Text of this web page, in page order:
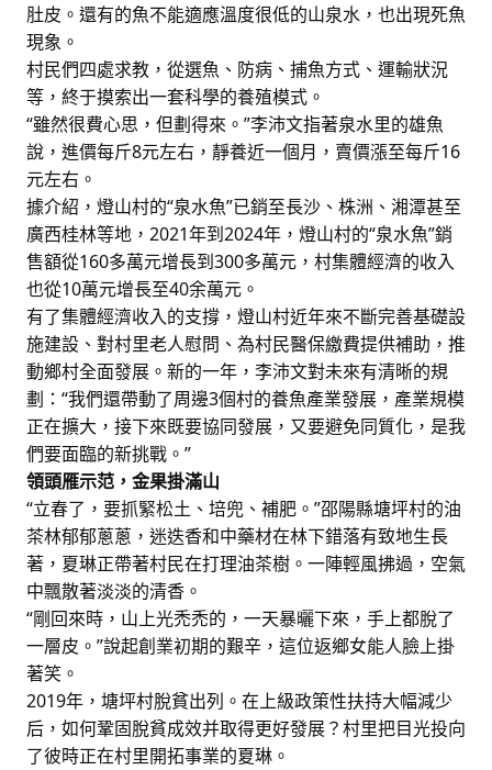
肚皮。還有的魚不能適應溫度很低的山泉水，也出現死魚
現象。
村民們四處求教，從選魚、防病、捕魚方式、運輸狀況
等，終于摸索出一套科學的養殖模式。
“雖然很費心思，但劃得來。”李沛文指著泉水里的雄魚
說，進價每斤8元左右，靜養近一個月，賣價漲至每斤16
元左右。
據介紹，燈山村的“泉水魚”已銷至長沙、株洲、湘潭甚至
廣西桂林等地，2021年到2024年，燈山村的“泉水魚”銷
售額從160多萬元增長到300多萬元，村集體經濟的收入
也從10萬元增長至40余萬元。
有了集體經濟收入的支撐，燈山村近年來不斷完善基礎設
施建設、對村里老人慰問、為村民醫保繳費提供補助，推
動鄉村全面發展。新的一年，李沛文對未來有清晰的規
劃：“我們還帶動了周邊3個村的養魚產業發展，產業規模
正在擴大，接下來既要協同發展，又要避免同質化，是我
們要面臨的新挑戰。”
領頭雁示范，金果掛滿山
“立春了，要抓緊松土、培兜、補肥。”邵陽縣塘坪村的油
茶林郁郁蔥蔥，迷迭香和中藥材在林下錯落有致地生長
著，夏琳正帶著村民在打理油茶樹。一陣輕風拂過，空氣
中飄散著淡淡的清香。
“剛回來時，山上光禿禿的，一天暴曬下來，手上都脫了
一層皮。”說起創業初期的艱辛，這位返鄉女能人臉上掛
著笑。
2019年，塘坪村脫貧出列。在上級政策性扶持大幅減少
后，如何鞏固脫貧成效并取得更好發展？村里把目光投向
了彼時正在村里開拓事業的夏琳。